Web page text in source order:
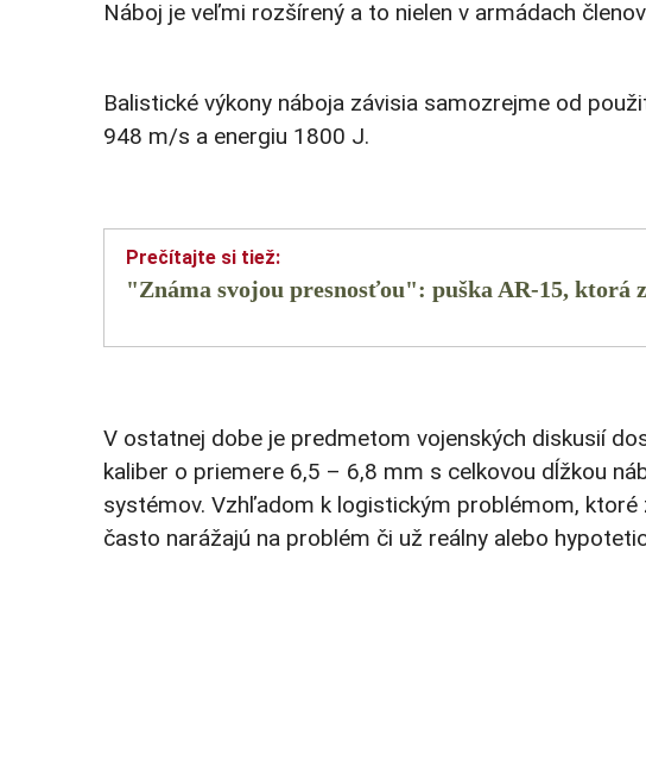
Náboj je veľmi rozšírený a to nielen v armádach
Balistické výkony náboja závisia samozrejme od
948 m/s a energiu 1800 J.
"Známa svojou presnosťou": puška AR-15, ktorá
V ostatnej dobe je predmetom vojenských diskusií
kaliber o priemere 6,5 – 6,8 mm s celkovou dĺžkou
systémov. Vzhľadom k logistickým problémom,
často narážajú na problém či už reálny alebo